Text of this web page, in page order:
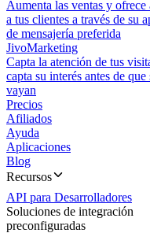
Aumenta las ventas y ofrece
a tus clientes a través de su
de mensajería preferida
JivoMarketing
Capta la atención de tus
capta su interés antes de que
vayan
Precios
Afiliados
Ayuda
Aplicaciones
Blog
Recursos
API para Desarrolladores
Soluciones de integración
preconfiguradas